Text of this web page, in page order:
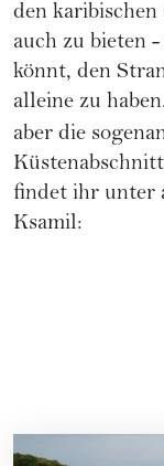
den karibischen
auch zu bieten
könnt, den
alleine zu
aber die
findet ihr unter
Ksamil: